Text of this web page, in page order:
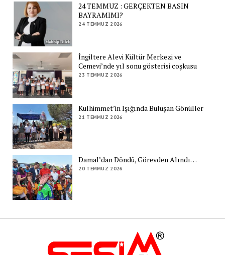
24 TEMMUZ : GERÇEKTEN BASIN
BAYRAMIMI?
24 TEMMUZ 2026
İngiltere Alevi Kültür Merkezi ve
Cemevi’nde yıl sonu gösterisi coşkusu
23 TEMMUZ 2026
Kulhimmet’in Işığında Buluşan Gönüller
21 TEMMUZ 2026
Damal’dan Döndü, Görevden Alındı…
20 TEMMUZ 2026